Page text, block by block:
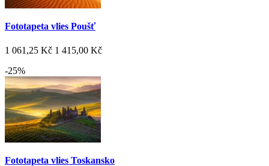
Fototapeta vlies Poušť
1 061,25 Kč 1 415,00 Kč
-25%
Fototapeta vlies Toskansko